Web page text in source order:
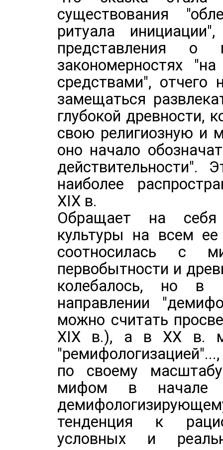
существования
ритуала
представления
закономерностях
средствами", отчего
замещаться
глубокой древности,
свою религиозную и
оно начало
действительности".
наиболее
ХIХ в.
Обращает на себя
культуры на всем
соотносилась с
первобытности и
колебалось, но
направлении
можно считать
ХIХ в.), а в ХХ в.
по своему
мифом в начале
тенденция к
условных и